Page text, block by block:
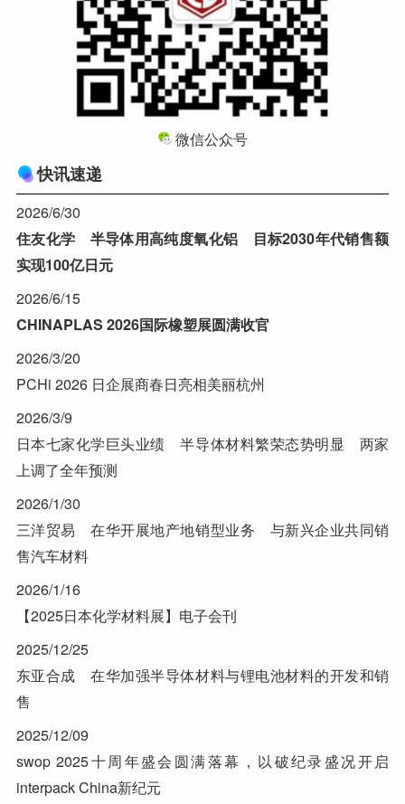
微信公众号
快讯速递
2026/6/30
住友化学 半导体用高纯度氧化铝 目标2030年代销售额
实现100亿日元
2026/6/15
CHINAPLAS 2026国际橡塑展圆满收官
2026/3/20
PCHi 2026 日企展商春日亮相美丽杭州
2026/3/9
日本七家化学巨头业绩 半导体材料繁荣态势明显 两家
上调了全年预测
2026/1/30
三洋贸易 在华开展地产地销型业务 与新兴企业共同销
售汽车材料
2026/1/16
【2025日本化学材料展】电子会刊
2025/12/25
东亚合成 在华加强半导体材料与锂电池材料的开发和销
售
2025/12/09
swop 2025十周年盛会圆满落幕，以破纪录盛况开启
interpack China新纪元